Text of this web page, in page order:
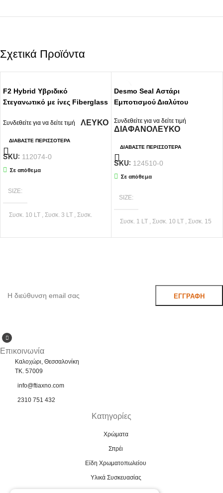
Σχετικά Προϊόντα
F2 Hybrid Υβριδικό
Στεγανωτικό με ίνες Fiberglass
Συνδεθείτε για να δείτε τιμή ΛΕΥΚΟ
ΔΙΑΒΆΣΤΕ ΠΕΡΙΣΣΌΤΕΡΑ
SKU: 112074-0
Σε απόθεμα
SIZE
Συσκ. 10 LT , Συσκ. 3 LT , Συσκ.
Desmo Seal Αστάρι
Εμποτισμού Διαλύτου
Συνδεθείτε για να δείτε τιμή
ΔΙΑΦΑΝΟΛΕΥΚΟ
ΔΙΑΒΆΣΤΕ ΠΕΡΙΣΣΌΤΕΡΑ
SKU: 124510-0
Σε απόθεμα
SIZE
Συσκ. 1 LT , Συσκ. 10 LT , Συσκ. 15
SUPERLUX
Επικοινωνία
Καλοχώρι, Θεσσαλονίκη
TK. 57009
info@ftiaxno.com
2310 751 432
Κατηγορίες
Χρώματα
Σπρέι
Είδη Χρωματοπωλείου
Υλικά Συσκευασίας